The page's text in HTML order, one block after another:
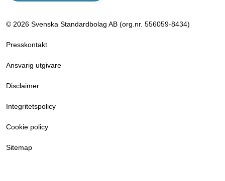
© 2026 Svenska Standardbolag AB (org.nr. 556059­-8434)
Presskontakt
Ansvarig utgivare
Disclaimer
Integritetspolicy
Cookie policy
Sitemap